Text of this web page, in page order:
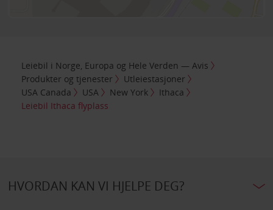
Leiebil i Norge, Europa og Hele Verden — Avis
Produkter og tjenester
Utleiestasjoner
USA Canada
USA New York
Ithaca
Leiebil Ithaca flyplass
HVORDAN KAN VI HJELPE DEG?